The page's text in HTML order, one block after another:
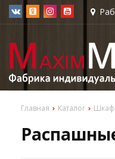
Главная Каталог